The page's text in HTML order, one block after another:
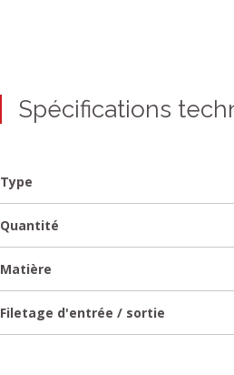
Spécifications
Type
Quantité
Matière
Filetage d'entrée / sortie